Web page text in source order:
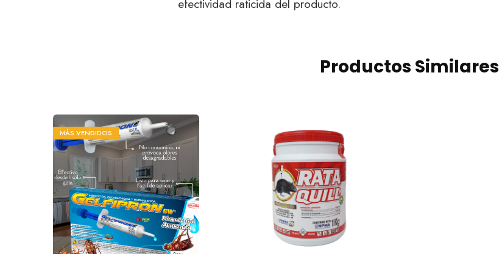
efectividad raticida del producto.
Productos Similares
MÁS VENDIDOS